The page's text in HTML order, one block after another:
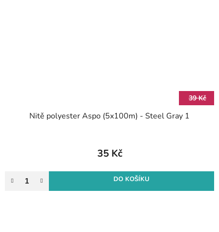
39 Kč
Nitě polyester Aspo (5x100m) - Steel Gray 1
35 Kč
DO KOŠÍKU